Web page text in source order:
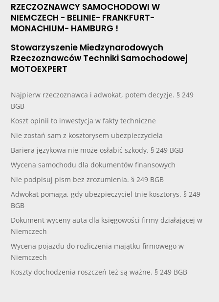
RZECZOZNAWCY SAMOCHODOWI W
NIEMCZECH - BELINIE- FRANKFURT-
MONACHIUM- HAMBURG !
Stowarzyszenie Miedzynarodowych
Rzeczoznawców Techniki Samochodowej
MOTOEXPERT
Najpierw rzeczoznawca i adwokat, potem decyzje. § 249
BGB
Koszt opinii to inwestycja w fakty techniczne
Nie zostań sam z kosztorysem ubezpieczyciela
Bariera językowa nie może osłabić szkody. § 249 BGB
Wycena samochodu dla dokumentów finansowych
Nie podpisuj pism bez zrozumienia. § 249 BGB
Adwokat pomaga, gdy ubezpieczyciel tnie kosztorys. § 249
BGB
Dokument wyceny auta dla księgowości firmy działającej w
Niemczech
Wycena pojazdu do rozliczenia majątku firmowego w
Niemczech
Koszty dochodzenia roszczeń też są ważne. § 249 BGB